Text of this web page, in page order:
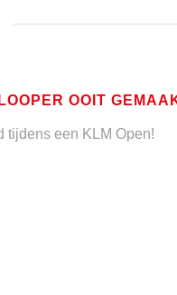
OOIT
tijdens een KLM Open!